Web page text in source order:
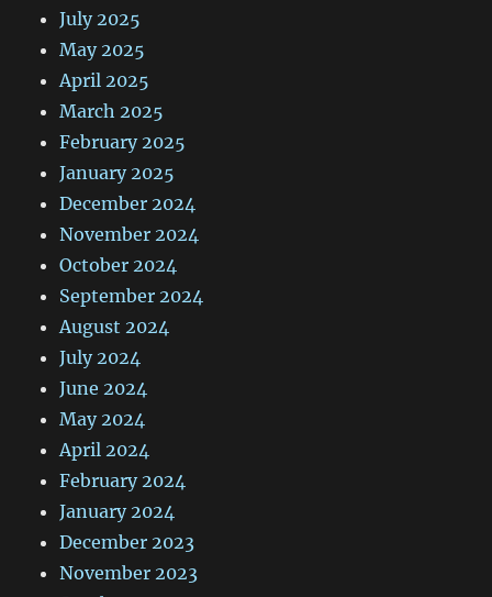
July 2025
May 2025
April 2025
March 2025
February 2025
January 2025
December 2024
November 2024
October 2024
September 2024
August 2024
July 2024
June 2024
May 2024
April 2024
February 2024
January 2024
December 2023
November 2023